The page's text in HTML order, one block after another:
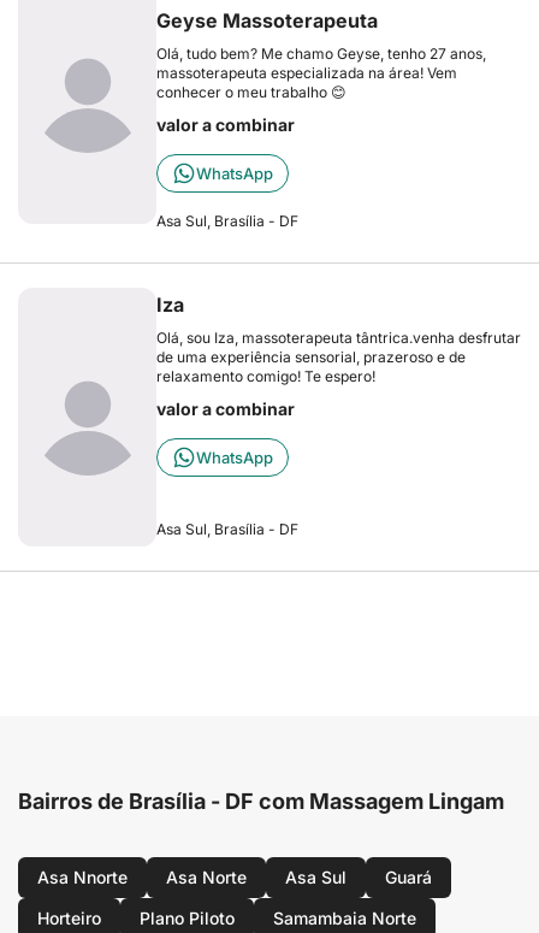
Geyse Massoterapeuta
Olá, tudo bem? Me chamo Geyse, tenho 27 anos,
massoterapeuta especializada na área! Vem
conhecer o meu trabalho 😊
valor a combinar
WhatsApp
Asa Sul, Brasília - DF
Iza
Olá, sou Iza, massoterapeuta tântrica.venha desfrutar
de uma experiência sensorial, prazeroso e de
relaxamento comigo! Te espero!
valor a combinar
WhatsApp
Asa Sul, Brasília - DF
Bairros de Brasília - DF com Massagem Lingam
Asa Nnorte Asa Norte Asa Sul
Guará
Horteiro
Plano Piloto
Samambaia Norte